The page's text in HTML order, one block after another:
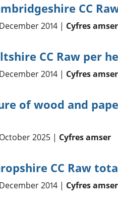
CC
2014 | Cyfres amser
CC Raw per
2014 | Cyfres amser
of wood and
2025 | Cyfres amser
CC Raw
2014 | Cyfres amser